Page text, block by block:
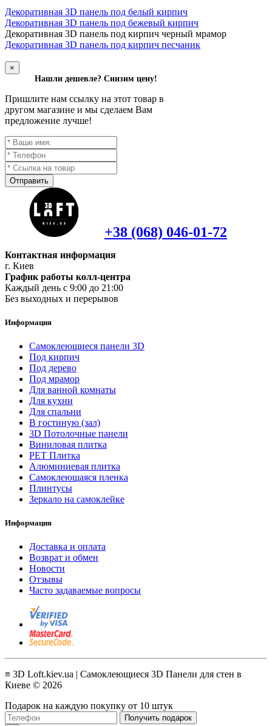
Декоративная 3D панель под белый кирпич
Декоративная 3D панель под бежевый кирпич
Декоративная 3D панель под кирпич черный мрамор
Декоративная 3D панель под кирпич песчаник
×
Нашли дешевле? Снизим цену!
Пришлите нам ссылку на этот товар в
другом магазине и мы сделаем Вам
предложение лучше!
Отправить
+38 (068) 046-01-72
Контактная информация
г. Киев
График работы колл-центра
Каждый день с 9:00 до 21:00
Без выходных и перерывов
Информация
Самоклеющиеся панели 3D
Под кирпич
Под дерево
Под мрамор
Для ванной комнаты
Для кухни
Для спальни
В гостиную (зал)
3D Потолочные панели
Виниловая плитка
PET Плитка
Алюминиевая плитка
Самоклеющаяся пленка
Плинтусы
Зеркало на самоклейке
Информация
Доставка и оплата
Возврат и обмен
Новости
Отзывы
Часто задаваемые вопросы
≡ 3D Loft.kiev.ua | Самоклеющиеся 3D Панели для стен в
Киеве © 2026
Подарок на каждую покупку от 10 штук
Получить подарок